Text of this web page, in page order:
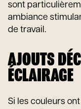
sont
ambiance
de travail.
AJOUTS
ÉCLAIRAGE
Si les couleurs